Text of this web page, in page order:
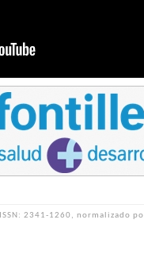
ISSN: 2341-1260, normalizado